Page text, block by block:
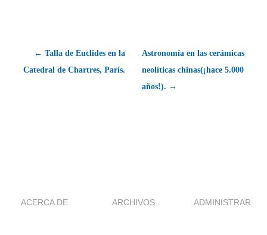
← Talla de Euclides en la
Catedral de Chartres, París.
Astronomía en las cerámicas
neolíticas chinas(¡hace 5.000
años!). →
ACERCA DE ARCHIVOS ADMINISTRAR